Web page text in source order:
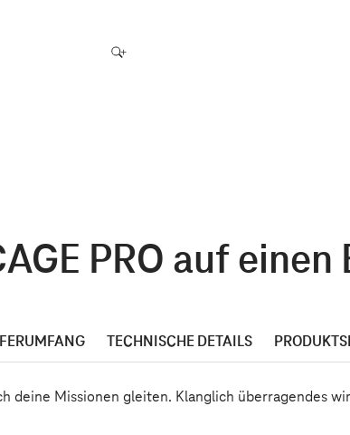
PRO auf einen
TECHNISCHE DETAILS
deine Missionen gleiten. Klanglich überragendes